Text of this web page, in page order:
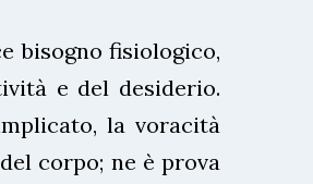
bisogno fisiologico,
e del desiderio.
la voracità
corpo; ne è prova